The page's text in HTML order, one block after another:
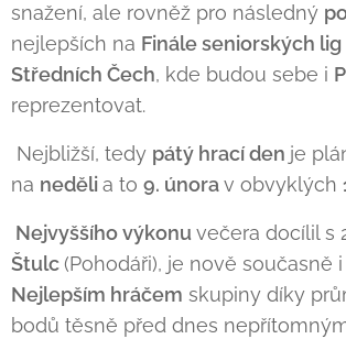
snažení, ale rovněž pro následný
nejlepších na Finále seniorských lig
Středních Čech, kde budou sebe i
reprezentovat.
Nejbližší, tedy pátý hrací den je
na nedělia to 9. únorav obvyklých
Nejvyššího výkonuvečera docílil s
Štulc(Pohodáři), je nově současně
Nejlepším hráčem skupiny díky
bodů těsně před dnes